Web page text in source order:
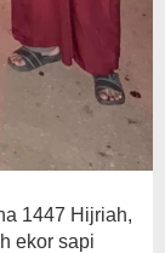
1447 Hijriah,
ekor sapi